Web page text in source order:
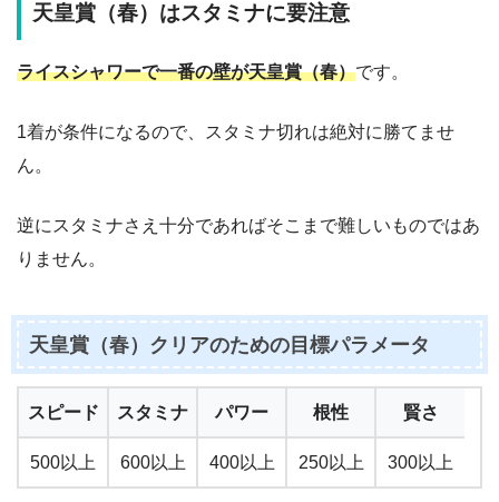
天皇賞（春）はスタミナに要注意
ライスシャワーで一番の壁が天皇賞（春）です。
1着が条件になるので、スタミナ切れは絶対に勝てませ
ん。
逆にスタミナさえ十分であればそこまで難しいものではあ
りません。
天皇賞（春）クリアのための目標パラメータ
スピード スタミナ パワー 根性 賢さ
500以上 600以上 400以上 250以上 300以上